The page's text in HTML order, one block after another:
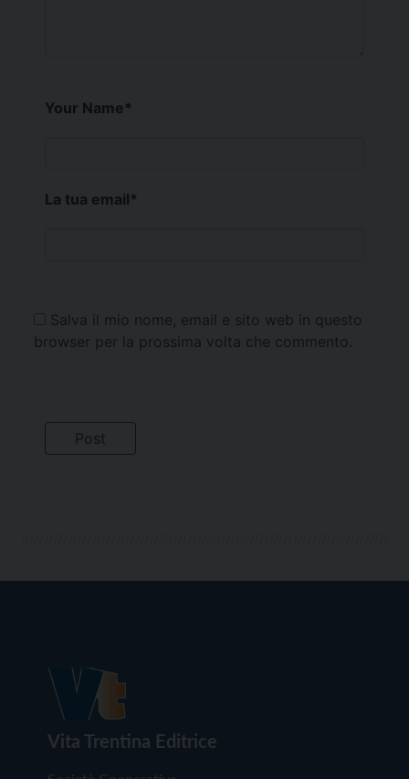
Your Name*
La tua email*
Salva il mio nome, email e sito web in questo
browser per la prossima volta che commento.
Vita Trentina Editrice